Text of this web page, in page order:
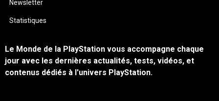
Newsletter
Statistiques
Le Monde de la PlayStation vous accompagne chaque
jour avec les dernières actualités, tests, vidéos, et
contenus dédiés à l'univers PlayStation.